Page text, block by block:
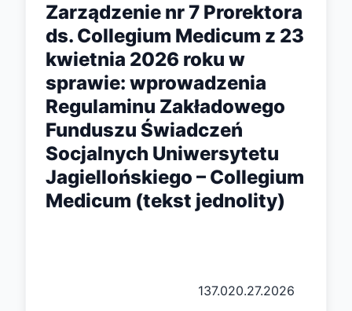
Zarządzenie nr 7 Prorektora
ds. Collegium Medicum z 23
kwietnia 2026 roku w
sprawie: wprowadzenia
Regulaminu Zakładowego
Funduszu Świadczeń
Socjalnych Uniwersytetu
Jagiellońskiego – Collegium
Medicum (tekst jednolity)
137.020.27.2026